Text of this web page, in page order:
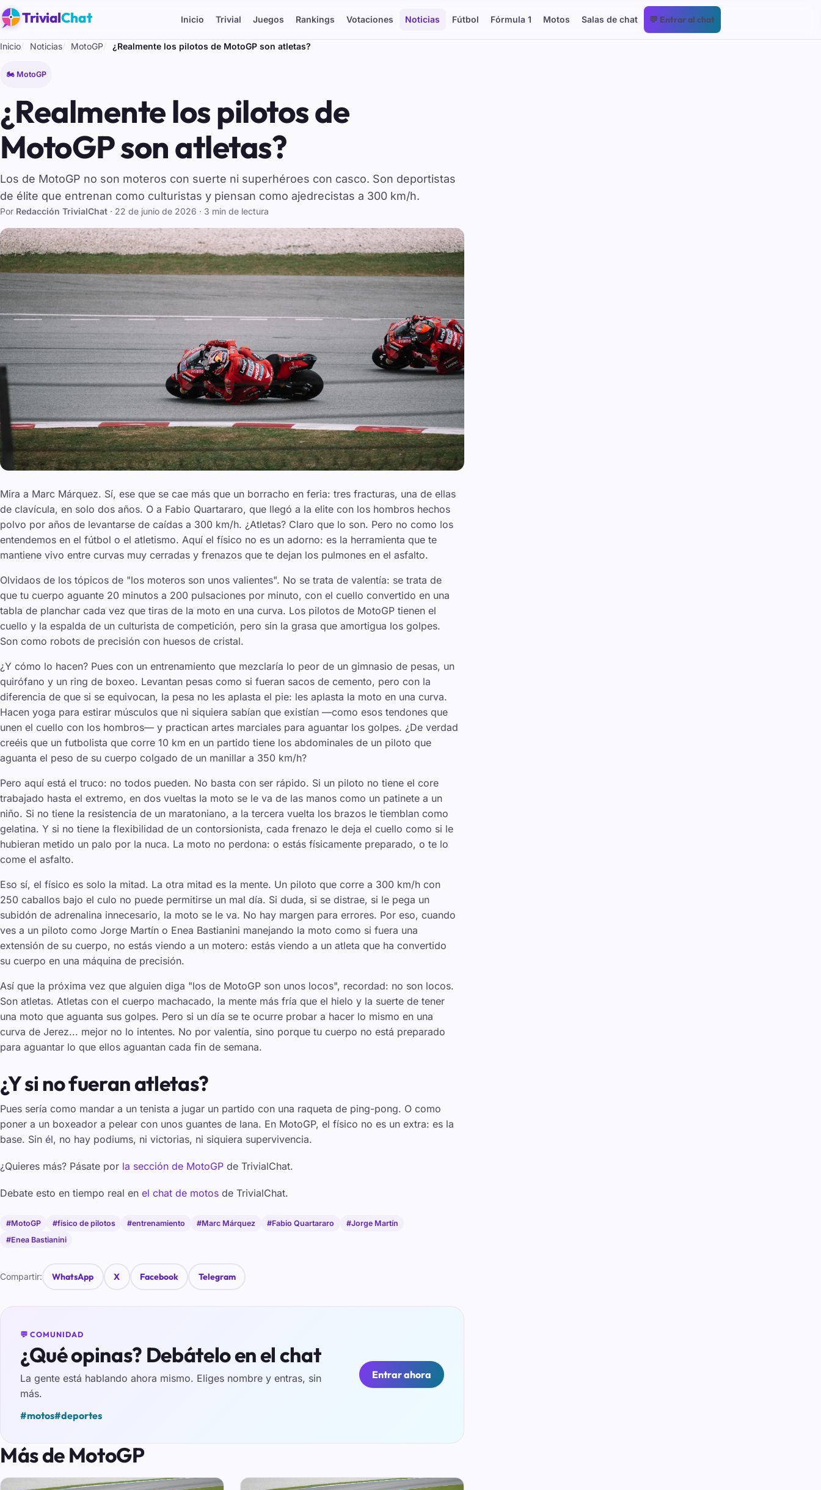
TrivialChat Inicio Trivial Juegos Rankings Votaciones Noticias Fútbol Fórmula 1 Motos Salas de chat 💬 Entrar al chat
Inicio Noticias MotoGP ¿Realmente los pilotos de MotoGP son atletas?
🏍️ MotoGP
¿Realmente los pilotos de
MotoGP son atletas?
Los de MotoGP no son moteros con suerte ni superhéroes con casco. Son deportistas
de élite que entrenan como culturistas y piensan como ajedrecistas a 300 km/h.
Por Redacción TrivialChat · 22 de junio de 2026 · 3 min de lectura
Mira a Marc Márquez. Sí, ese que se cae más que un borracho en feria: tres fracturas, una de ellas
de clavícula, en solo dos años. O a Fabio Quartararo, que llegó a la elite con los hombros hechos
polvo por años de levantarse de caídas a 300 km/h. ¿Atletas? Claro que lo son. Pero no como los
entendemos en el fútbol o el atletismo. Aquí el físico no es un adorno: es la herramienta que te
mantiene vivo entre curvas muy cerradas y frenazos que te dejan los pulmones en el asfalto.
Olvidaos de los tópicos de "los moteros son unos valientes". No se trata de valentía: se trata de
que tu cuerpo aguante 20 minutos a 200 pulsaciones por minuto, con el cuello convertido en una
tabla de planchar cada vez que tiras de la moto en una curva. Los pilotos de MotoGP tienen el
cuello y la espalda de un culturista de competición, pero sin la grasa que amortigua los golpes.
Son como robots de precisión con huesos de cristal.
¿Y cómo lo hacen? Pues con un entrenamiento que mezclaría lo peor de un gimnasio de pesas, un
quirófano y un ring de boxeo. Levantan pesas como si fueran sacos de cemento, pero con la
diferencia de que si se equivocan, la pesa no les aplasta el pie: les aplasta la moto en una curva.
Hacen yoga para estirar músculos que ni siquiera sabían que existían —como esos tendones que
unen el cuello con los hombros— y practican artes marciales para aguantar los golpes. ¿De verdad
creéis que un futbolista que corre 10 km en un partido tiene los abdominales de un piloto que
aguanta el peso de su cuerpo colgado de un manillar a 350 km/h?
Pero aquí está el truco: no todos pueden. No basta con ser rápido. Si un piloto no tiene el core
trabajado hasta el extremo, en dos vueltas la moto se le va de las manos como un patinete a un
niño. Si no tiene la resistencia de un maratoniano, a la tercera vuelta los brazos le tiemblan como
gelatina. Y si no tiene la flexibilidad de un contorsionista, cada frenazo le deja el cuello como si le
hubieran metido un palo por la nuca. La moto no perdona: o estás físicamente preparado, o te lo
come el asfalto.
Eso sí, el físico es solo la mitad. La otra mitad es la mente. Un piloto que corre a 300 km/h con
250 caballos bajo el culo no puede permitirse un mal día. Si duda, si se distrae, si le pega un
subidón de adrenalina innecesario, la moto se le va. No hay margen para errores. Por eso, cuando
ves a un piloto como Jorge Martín o Enea Bastianini manejando la moto como si fuera una
extensión de su cuerpo, no estás viendo a un motero: estás viendo a un atleta que ha convertido
su cuerpo en una máquina de precisión.
Así que la próxima vez que alguien diga "los de MotoGP son unos locos", recordad: no son locos.
Son atletas. Atletas con el cuerpo machacado, la mente más fría que el hielo y la suerte de tener
una moto que aguanta sus golpes. Pero si un día se te ocurre probar a hacer lo mismo en una
curva de Jerez... mejor no lo intentes. No por valentía, sino porque tu cuerpo no está preparado
para aguantar lo que ellos aguantan cada fin de semana.
¿Y si no fueran atletas?
Pues sería como mandar a un tenista a jugar un partido con una raqueta de ping-pong. O como
poner a un boxeador a pelear con unos guantes de lana. En MotoGP, el físico no es un extra: es la
base. Sin él, no hay podiums, ni victorias, ni siquiera supervivencia.
¿Quieres más? Pásate por la sección de MotoGP de TrivialChat.
Debate esto en tiempo real en el chat de motos de TrivialChat.
#MotoGP #físico de pilotos #entrenamiento #Marc Márquez #Fabio Quartararo
#Jorge Martín
#Enea Bastianini
Compartir: WhatsApp X Facebook Telegram
💬 COMUNIDAD
¿Qué opinas? Debátelo en el chat
La gente está hablando ahora mismo. Eliges nombre y entras, sin
más.
#motos#deportes
Entrar ahora
Más de MotoGP